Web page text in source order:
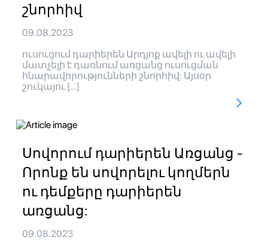
շնորհիվ
09.08.2023
ուսուցում դարիերեն Արդյոք ավելի ու ավելի
մատչելի է դառնում առցանց ուսուցման
հնարավորությունների շնորհիվ: Այսօր
շուկայու […]
Սովորում դարիերեն Առցանց -
Որոնք են սովորելու կողմերն
ու դեմքերը դարիերեն
առցանց:
09.08.2023